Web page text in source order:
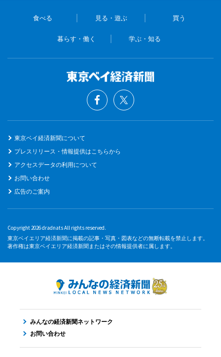
食べる 見る・遊ぶ 買う
暮らす・働く 学ぶ・知る
東京ベイ経済新聞について
プレスリリース・情報提供はこちらから
アクセスデータの利用について
お問い合わせ
広告のご案内
Copyright 2026 dradnats All rights reserved.
東京ベイエリア経済新聞に掲載の記事・写真・図表などの無断転載を禁止します。
著作権は東京ベイエリア経済新聞またはその情報提供者に属します。
みんなの経済新聞ネットワーク
お問い合わせ